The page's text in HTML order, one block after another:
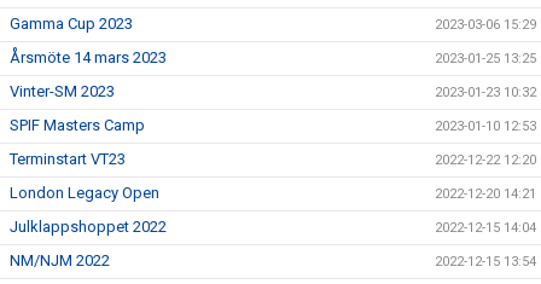
Gamma Cup 2023 2023-03-06 15:29
Årsmöte 14 mars 2023 2023-01-25 13:25
Vinter-SM 2023 2023-01-23 10:32
SPIF Masters Camp 2023-01-10 12:53
Terminstart VT23 2022-12-22 12:20
London Legacy Open 2022-12-20 14:21
Julklappshoppet 2022 2022-12-15 14:04
NM/NJM 2022 2022-12-15 13:54